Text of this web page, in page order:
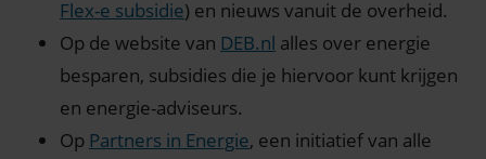
Flex-e subsidie) en nieuws vanuit de overheid.
Op de website van DEB.nl alles over energie
besparen, subsidies die je hiervoor kunt krijgen
en energie-adviseurs.
Op Partners in Energie, een initiatief van alle